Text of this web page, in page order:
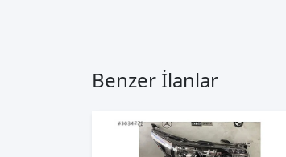
Benzer İlanlar